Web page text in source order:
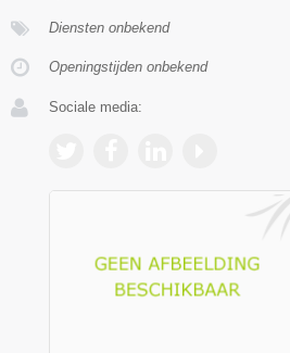
Diensten onbekend
Openingstijden onbekend
Sociale media: